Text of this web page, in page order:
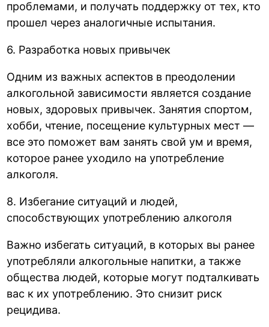
проблемами, и получать поддержку от тех, кто
прошел через аналогичные испытания.
6. Разработка новых привычек
Одним из важных аспектов в преодолении
алкогольной зависимости является создание
новых, здоровых привычек. Занятия спортом,
хобби, чтение, посещение культурных мест —
все это поможет вам занять свой ум и время,
которое ранее уходило на употребление
алкоголя.
8. Избегание ситуаций и людей,
способствующих употреблению алкоголя
Важно избегать ситуаций, в которых вы ранее
употребляли алкогольные напитки, а также
общества людей, которые могут подталкивать
вас к их употреблению. Это снизит риск
рецидива.